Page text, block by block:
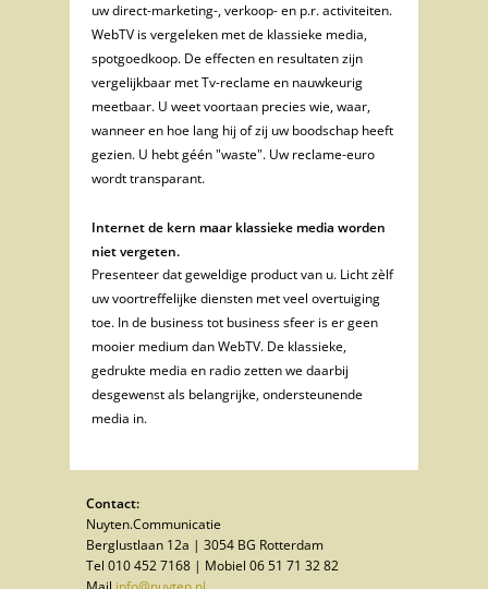
uw direct-marketing-, verkoop- en p.r. activiteiten.
WebTV is vergeleken met de klassieke media,
spotgoedkoop. De effecten en resultaten zijn
vergelijkbaar met Tv-reclame en nauwkeurig
meetbaar. U weet voortaan precies wie, waar,
wanneer en hoe lang hij of zij uw boodschap heeft
gezien. U hebt géén "waste". Uw reclame-euro
wordt transparant.
Internet de kern maar klassieke media worden
niet vergeten.
Presenteer dat geweldige product van u. Licht zèlf
uw voortreffelijke diensten met veel overtuiging
toe. In de business tot business sfeer is er geen
mooier medium dan WebTV. De klassieke,
gedrukte media en radio zetten we daarbij
desgewenst als belangrijke, ondersteunende
media in.
Contact:
Nuyten.Communicatie
Berglustlaan 12a | 3054 BG Rotterdam
Tel 010 452 7168 | Mobiel 06 51 71 32 82